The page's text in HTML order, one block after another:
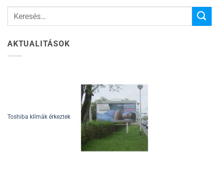
AKTUALITÁSOK
Toshiba klímák érkeztek